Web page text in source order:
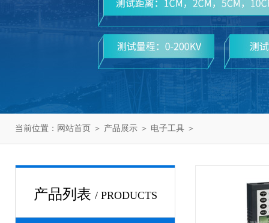
当前位置： 网站首页 ＞ 产品展示 ＞ 电子工具 ＞
产品列表 / PRODUCTS